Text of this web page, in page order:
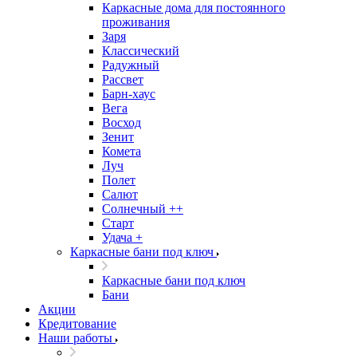
Каркасные дома для постоянного
проживания
Заря
Классический
Радужный
Рассвет
Барн-хаус
Вега
Восход
Зенит
Комета
Луч
Полет
Салют
Солнечный ++
Старт
Удача +
Каркасные бани под ключ
Каркасные бани под ключ
Бани
Акции
Кредитование
Наши работы